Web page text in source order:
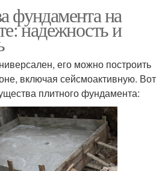
фундамента на
надежность и
его можно построить
включая сейсмоактивную. Вот
плитного фундамента: